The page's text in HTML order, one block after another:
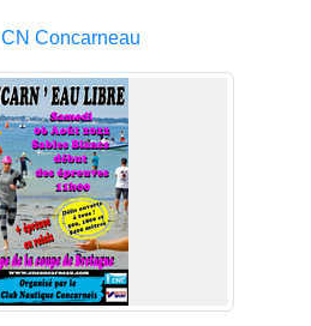
CN Concarneau